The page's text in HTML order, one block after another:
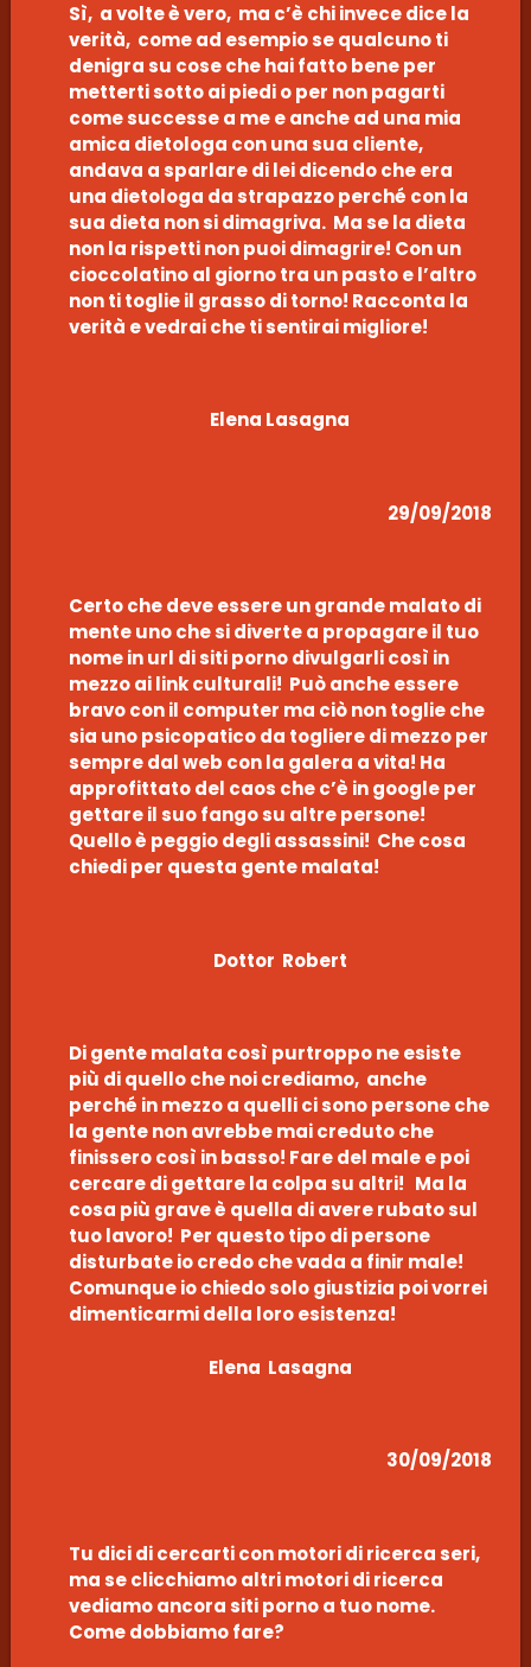
Sì, a volte è vero, ma c’è chi invece dice la
verità, come ad esempio se qualcuno ti
denigra su cose che hai fatto bene per
metterti sotto ai piedi o per non pagarti
come successe a me e anche ad una mia
amica dietologa con una sua cliente,
andava a sparlare di lei dicendo che era
una dietologa da strapazzo perché con la
sua dieta non si dimagriva. Ma se la dieta
non la rispetti non puoi dimagrire! Con un
cioccolatino al giorno tra un pasto e l’altro
non ti toglie il grasso di torno! Racconta la
verità e vedrai che ti sentirai migliore!
Elena Lasagna
29/09/2018
Certo che deve essere un grande malato di
mente uno che si diverte a propagare il tuo
nome in url di siti porno divulgarli così in
mezzo ai link culturali! Può anche essere
bravo con il computer ma ciò non toglie che
sia uno psicopatico da togliere di mezzo per
sempre dal web con la galera a vita! Ha
approfittato del caos che c’è in google per
gettare il suo fango su altre persone!
Quello è peggio degli assassini! Che cosa
chiedi per questa gente malata!
Dottor Robert
Di gente malata così purtroppo ne esiste
più di quello che noi crediamo, anche
perché in mezzo a quelli ci sono persone che
la gente non avrebbe mai creduto che
finissero così in basso! Fare del male e poi
cercare di gettare la colpa su altri! Ma la
cosa più grave è quella di avere rubato sul
tuo lavoro! Per questo tipo di persone
disturbate io credo che vada a finir male!
Comunque io chiedo solo giustizia poi vorrei
dimenticarmi della loro esistenza!
Elena Lasagna
30/09/2018
Tu dici di cercarti con motori di ricerca seri,
ma se clicchiamo altri motori di ricerca
vediamo ancora siti porno a tuo nome.
Come dobbiamo fare?